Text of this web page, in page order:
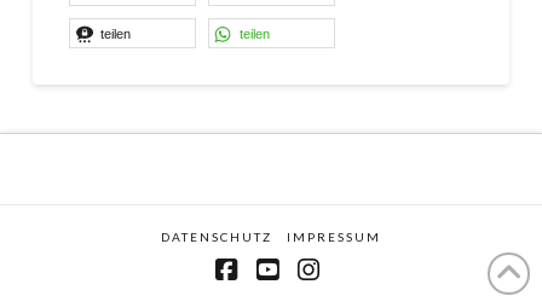
teilen teilen
DATENSCHUTZ IMPRESSUM